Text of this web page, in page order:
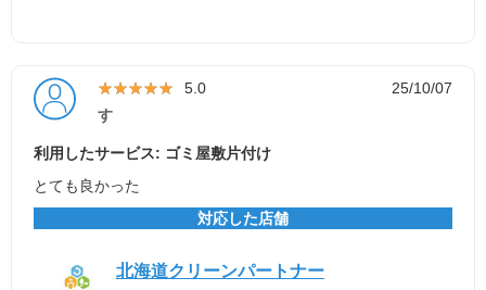
★★★★★
★★★★★ 5.0
25/10/07
す
利用したサービス: ゴミ屋敷片付け
とても良かった
対応した店舗
北海道クリーンパートナー